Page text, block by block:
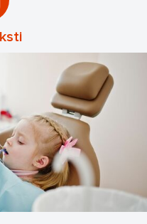
izraušana Rīgā
zobārstniecība
zobārsts Rīgā